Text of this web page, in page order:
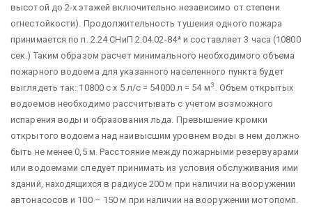
высотой до 2-х этажей включительно независимо от степени
огнестойкости). Продолжительность тушения одного пожара
принимается по п. 2.24 СНиП 2.04.02-84* и составляет 3 часа (10800
сек.) Таким образом расчет минимального необходимого объема
пожарного водоема для указанного населенного пункта будет
выглядеть так: 10800 с х 5 л/с = 54000 л = 54 м3
. Объем открытых
водоемов необходимо рассчитывать с учетом возможного
испарения воды и образования льда. Превышение кромки
открытого водоема над наивысшим уровнем воды в нем должно
быть не менее 0,5 м. Расстояние между пожарными резервуарами
или водоемами следует принимать из условия обслуживания ими
зданий, находящихся в радиусе 200 м при наличии на вооружении
автонасосов и 100 – 150 м при наличии на вооружении мотопомп.